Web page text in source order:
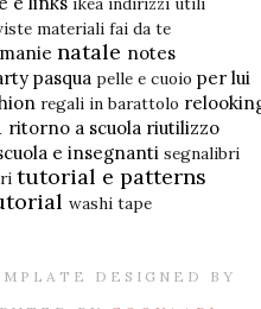
materiali fai da te
natale notes
pasqua pelle e cuoio per lui
regali in barattolo
ritorno a scuola riutilizzo
e insegnanti segnalibri
tutorial e patterns
washi tape
DESIGNED BY